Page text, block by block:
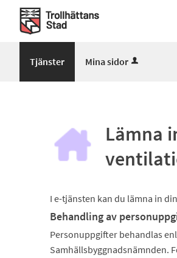
Välkommen
Mina
Tjänster Mina sidor
Lämna
I e-tjänsten kan du lämna in
Behandling av
Personuppgifter behandlas
Samhällsbyggnadsnämnden.